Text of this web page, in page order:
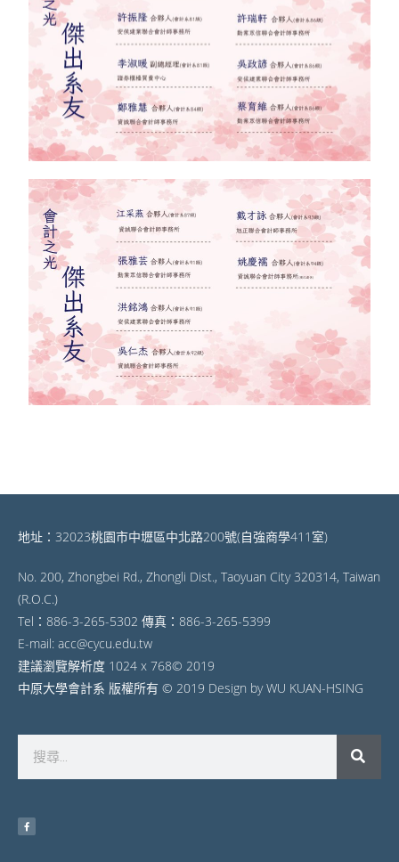
地址：32023桃園市中壢區中北路200號(自強商學411室)
No. 200, Zhongbei Rd., Zhongli Dist., Taoyuan City 320314, Taiwan
(R.O.C.)
Tel：886-3-265-5302 傳真：886-3-265-5399
E-mail: acc@cycu.edu.tw
建議瀏覽解析度 1024 x 768© 2019
中原大學會計系 版權所有 © 2019 Design by WU KUAN-HSING